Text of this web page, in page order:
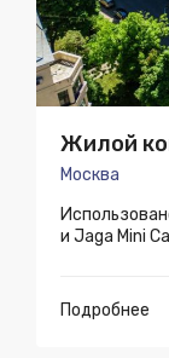
Жилой
Москва
и Jaga Mini
Подробнее